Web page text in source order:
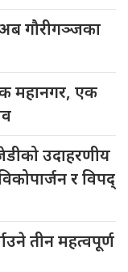
गौरीगञ्जका
महानगर, एक
उदाहरणीय
र विपद्
तीन महत्वपूर्ण